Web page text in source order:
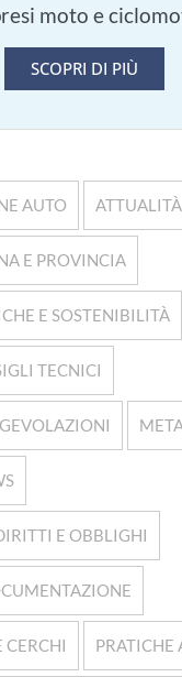
moto e
SCOPRI DI PIÙ
AUTO ATTUALITÀ
E PROVINCIA
E SOSTENIBILITÀ
TECNICI
E OBBLIGHI
CERCHI PRATICHE